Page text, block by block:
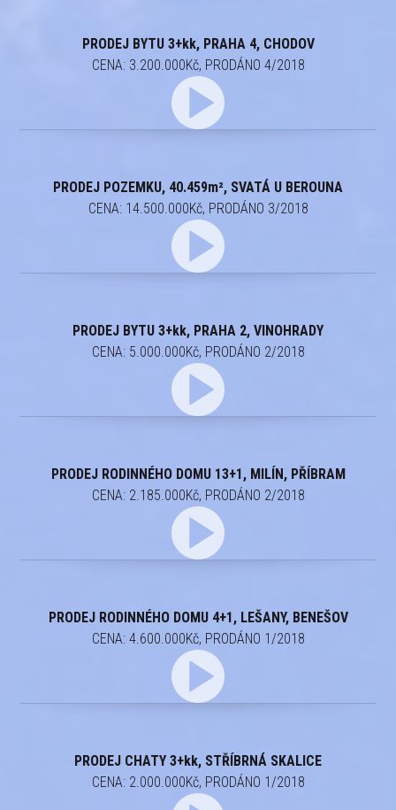
PRODEJ BYTU 3+kk, PRAHA 4, CHODOV
CENA: 3.200.000Kč, PRODÁNO 4/2018
PRODEJ POZEMKU, 40.459m², SVATÁ U BEROUNA
CENA: 14.500.000Kč, PRODÁNO 3/2018
PRODEJ BYTU 3+kk, PRAHA 2, VINOHRADY
CENA: 5.000.000Kč, PRODÁNO 2/2018
PRODEJ RODINNÉHO DOMU 13+1, MILÍN, PŘÍBRAM
CENA: 2.185.000Kč, PRODÁNO 2/2018
PRODEJ RODINNÉHO DOMU 4+1, LEŠANY, BENEŠOV
CENA: 4.600.000Kč, PRODÁNO 1/2018
PRODEJ CHATY 3+kk, STŘÍBRNÁ SKALICE
CENA: 2.000.000Kč, PRODÁNO 1/2018